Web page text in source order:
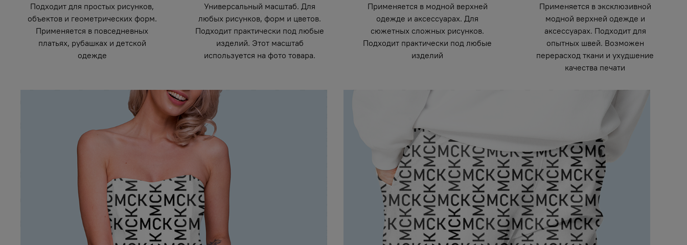
Подходит для простых рисунков,
объектов и геометрических форм.
Применяется в повседневных
платьях, рубашках и детской
одежде
Универсальный масштаб. Для
любых рисунков, форм и цветов.
Подходит практически под любые
изделий. Этот масштаб
используется на фото товара.
Применяется в модной верхней
одежде и аксессуарах. Для
сюжетных сложных рисунков.
Подходит практически под любые
изделий
Применяется в эксклюзивной
модной верхней одежде и
аксессуарах. Подходит для
опытных швей. Возможен
перерасход ткани и ухудшение
качества печати